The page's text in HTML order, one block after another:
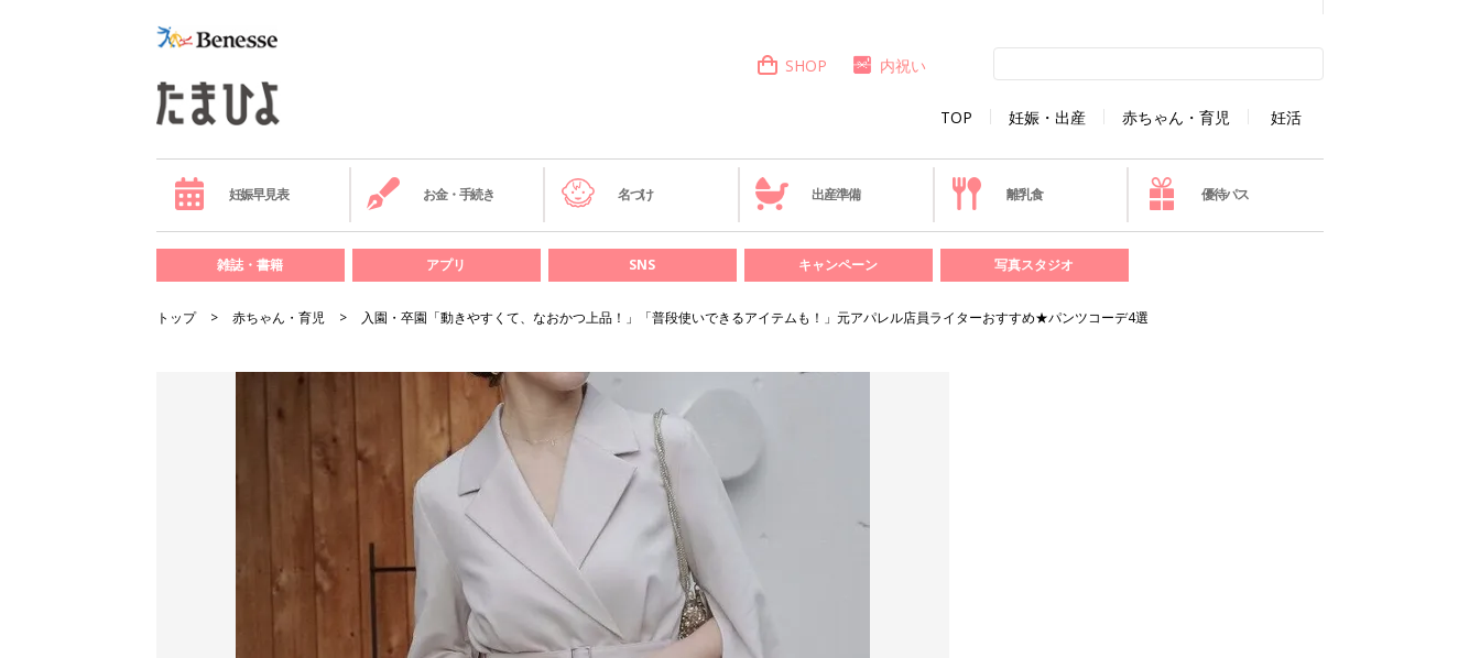
TOP 妊娠・出産 赤ちゃん・育児 妊活
SHOP 内祝い
妊娠早見表 お金・手続き 名づけ 出産準備 離乳食 優待パス
雑誌・書籍 アプリ SNS キャンペーン 写真スタジオ
トップ 赤ちゃん・育児 入園・卒園「動きやすくて、なおかつ上品！」「普段使いできるアイテムも！」元アパレル店員ライターおすすめ★パンツコーデ4選